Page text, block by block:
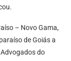
– Novo Gama,
de Goiás a
do